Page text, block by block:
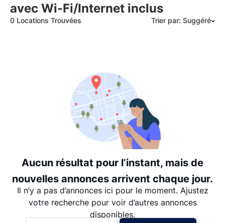
avec Wi-Fi/Internet inclus
0 Locations Trouvées Trier par: Suggéré
Date: les plus anciens d’abord
Aucun résultat pour l’instant, mais de
nouvelles annonces arrivent chaque jour.
Il n’y a pas d’annonces ici pour le moment. Ajustez
votre recherche pour voir d’autres annonces
disponibles.